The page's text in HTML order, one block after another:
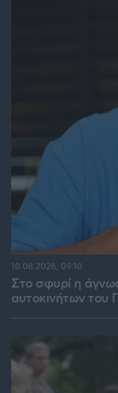
Στο σφυρί η
αυτοκινήτων του
10.08.2026, 09:10